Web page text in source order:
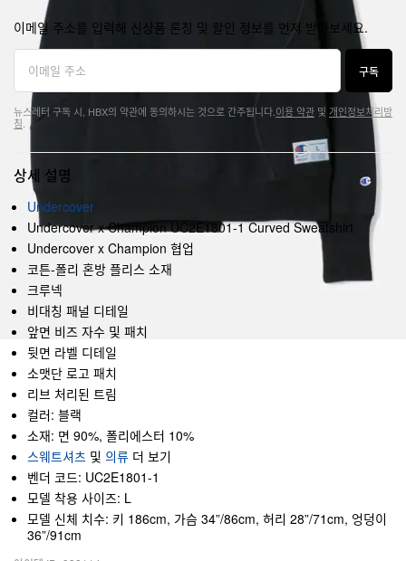
이메일 주소를 입력해 신상품 론칭 및 할인 정보를 먼저 받아보세요.
구독
뉴스레터 구독 시, HBX의 약관에 동의하시는 것으로 간주됩니다. 이용 약관 및 개인정보처리방
침
상세 설명
Undercover
Undercover x Champion UC2E1801-1 Curved Sweatshirt
Undercover x Champion 협업
코튼-폴리 혼방 플리스 소재
크루넥
비대칭 패널 디테일
앞면 비즈 자수 및 패치
뒷면 라벨 디테일
소맷단 로고 패치
리브 처리된 트림
컬러: 블랙
소재: 면 90%, 폴리에스터 10%
스웨트셔츠 및 의류 더 보기
벤더 코드: UC2E1801-1
모델 착용 사이즈: L
모델 신체 치수: 키 186cm, 가슴 34”/86cm, 허리 28”/71cm, 엉덩이
36”/91cm